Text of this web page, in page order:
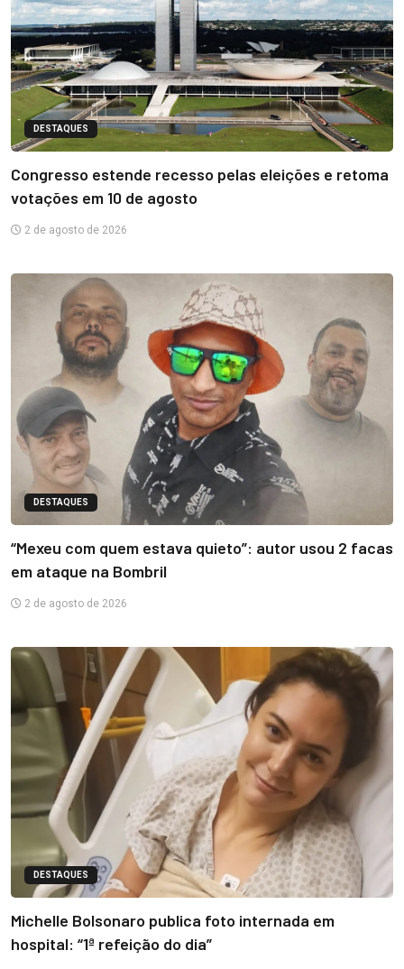
DESTAQUES
Congresso estende recesso pelas eleições e retoma
votações em 10 de agosto
2 de agosto de 2026
DESTAQUES
“Mexeu com quem estava quieto”: autor usou 2 facas
em ataque na Bombril
2 de agosto de 2026
DESTAQUES
Michelle Bolsonaro publica foto internada em
hospital: “1ª refeição do dia”